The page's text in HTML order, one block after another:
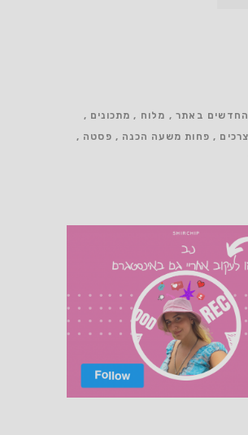
החדשים באתר מלוח
מתכונים
פחות משעה הכנה
פסטה